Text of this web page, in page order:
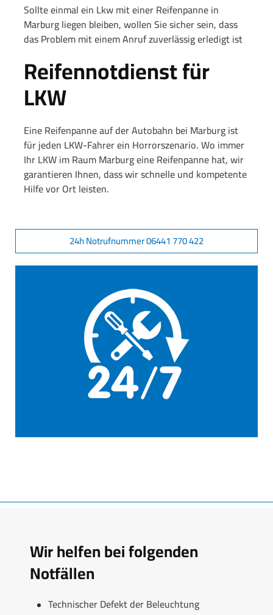
Sollte einmal ein Lkw mit einer Reifenpanne in
Marburg liegen bleiben, wollen Sie sicher sein, dass
das Problem mit einem Anruf zuverlässig erledigt ist
Reifennotdienst für
LKW
Eine Reifenpanne auf der Autobahn bei Marburg ist
für jeden LKW-Fahrer ein Horrorszenario. Wo immer
Ihr LKW im Raum Marburg eine Reifenpanne hat, wir
garantieren Ihnen, dass wir schnelle und kompetente
Hilfe vor Ort leisten.
24h Notrufnummer 06441 770 422
Wir helfen bei folgenden
Notfällen
Technischer Defekt der Beleuchtung